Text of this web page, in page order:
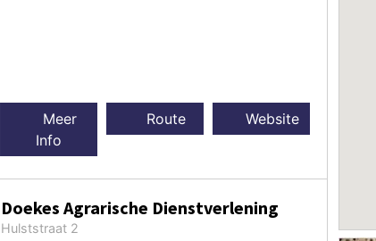
Meer
Info
Route Website
Doekes Agrarische Dienstverlening
Hulststraat 2